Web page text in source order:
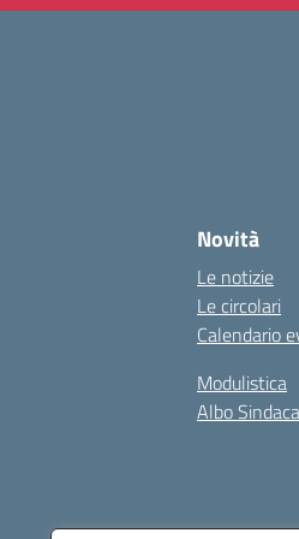
Novità
Le notizie
Le circolari
Calendario
Modulistica
Albo